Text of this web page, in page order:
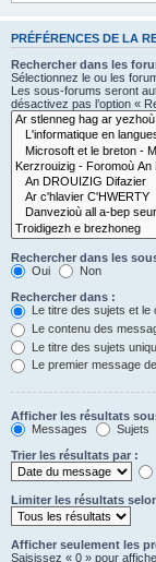
PRÉFÉRENCES DE LA
Rechercher dans les
Sélectionnez le ou les
Les sous-forums seront
désactivez pas l’option «
Rechercher dans les
Oui
Non
Rechercher dans :
Le titre des sujets et
Le contenu des
Le titre des sujets
Le premier message
Afficher les résultats
Messages
Sujets
Trier les résultats par :
Limiter les résultats
Afficher seulement les
Saisissez « 0 » pour